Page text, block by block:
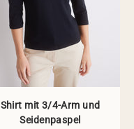
Shirt mit 3/4-Arm und
Seidenpaspel